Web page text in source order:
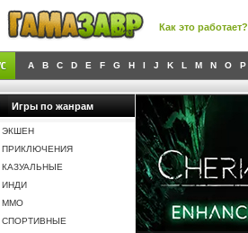
Как это работает?
A B C D E F G H I J K L M N O P
Игры по жанрам
ЭКШЕН
ПРИКЛЮЧЕНИЯ
КАЗУАЛЬНЫЕ
ИНДИ
MMO
СПОРТИВНЫЕ